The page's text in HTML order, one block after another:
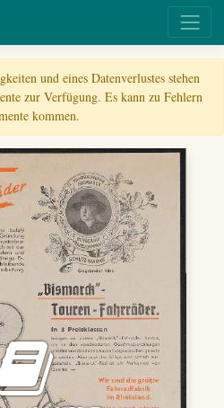
und eines Datenverlustes stehen
zur Verfügung. Es kann zu Fehlern
kommen.